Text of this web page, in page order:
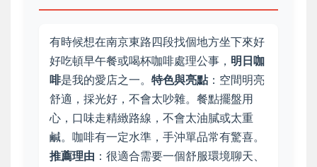
有時候想在南京東路四段找個地方坐下來好
好吃頓早午餐或喝杯咖啡處理公事， 明日咖
啡是我的愛店之一。 特色與亮點：空間明亮
舒適，採光好，不會太吵雜。餐點擺盤用
心，口味走精緻路線，不會太油膩或太重
鹹。咖啡有一定水準，手沖單品常有驚喜。
推薦理由 ：很適合需要一個舒服環境聊天、